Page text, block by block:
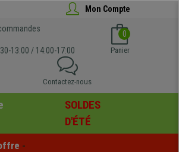
Mon Compte
13:00 / 14:00-17:00
0
Panier
Contactez-nous
SOLDES
D'ÉTÉ
-